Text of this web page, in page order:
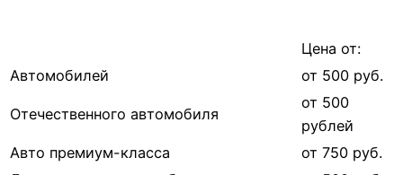
Цена от:
Автомобилей
от 500 руб.
Отечественного автомобиля
от 500
рублей
Авто премиум-класса
от 750 руб.